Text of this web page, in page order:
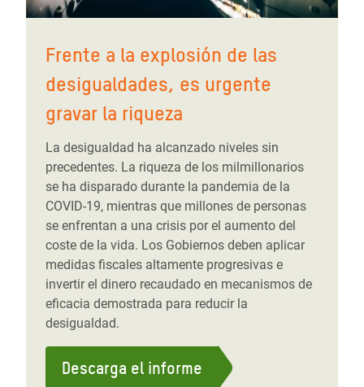
Frente a la explosión de las
desigualdades, es urgente
gravar la riqueza
La desigualdad ha alcanzado niveles sin
precedentes. La riqueza de los milmillonarios
se ha disparado durante la pandemia de la
COVID-19, mientras que millones de personas
se enfrentan a una crisis por el aumento del
coste de la vida. Los Gobiernos deben aplicar
medidas fiscales altamente progresivas e
invertir el dinero recaudado en mecanismos de
eficacia demostrada para reducir la
desigualdad.
Descarga el informe